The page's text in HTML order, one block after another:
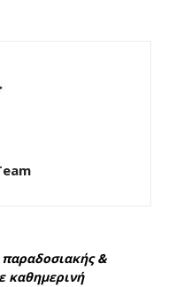
&
καθημερινή